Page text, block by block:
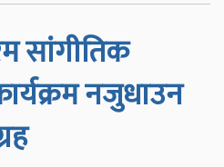
सांगीतिक
नजुधाउन